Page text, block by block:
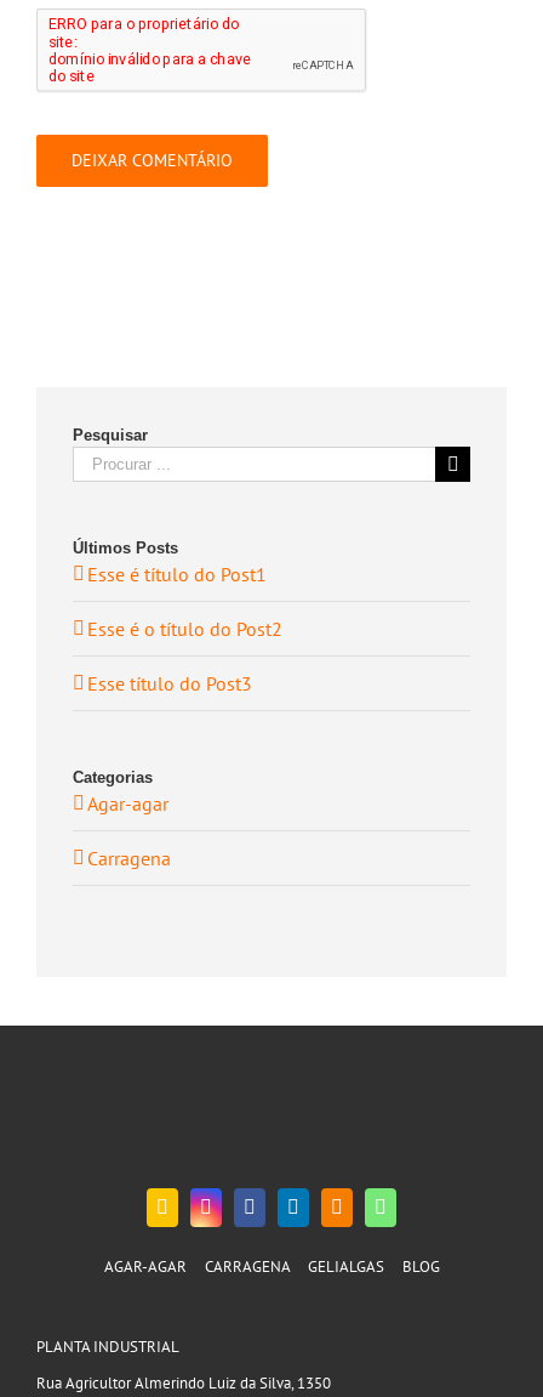
Pesquisar
Search
for:
Últimos Posts
Esse é título do Post1
Esse é o título do Post2
Esse título do Post3
Categorias
Agar-agar
Carragena
AGAR-AGAR CARRAGENA GELIALGAS BLOG
PLANTA INDUSTRIAL
Rua Agricultor Almerindo Luiz da Silva, 1350